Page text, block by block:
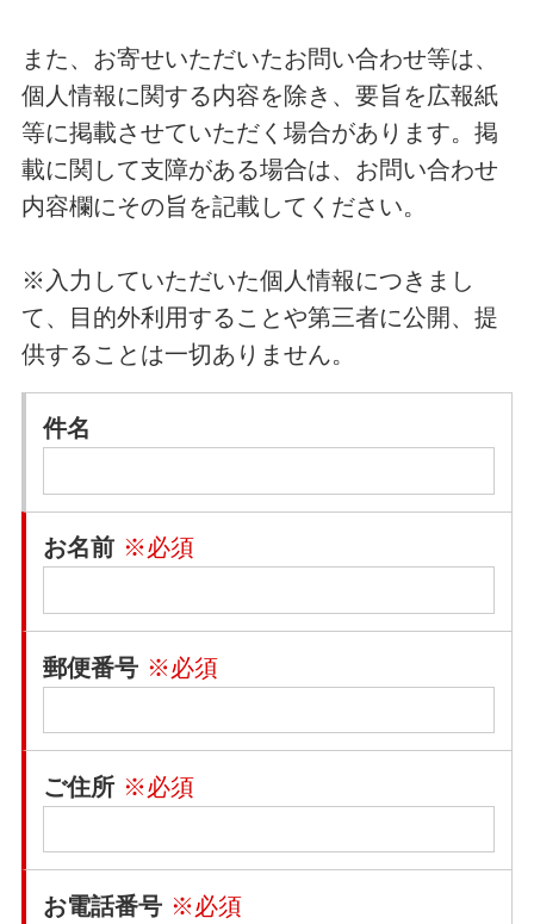
また、お寄せいただいたお問い合わせ等は、
個人情報に関する内容を除き、要旨を広報紙
等に掲載させていただく場合があります。掲
載に関して支障がある場合は、お問い合わせ
内容欄にその旨を記載してください。
※入力していただいた個人情報につきまし
て、目的外利用することや第三者に公開、提
供することは一切ありません。
件名
お名前 ※必須
郵便番号 ※必須
ご住所 ※必須
お電話番号 ※必須